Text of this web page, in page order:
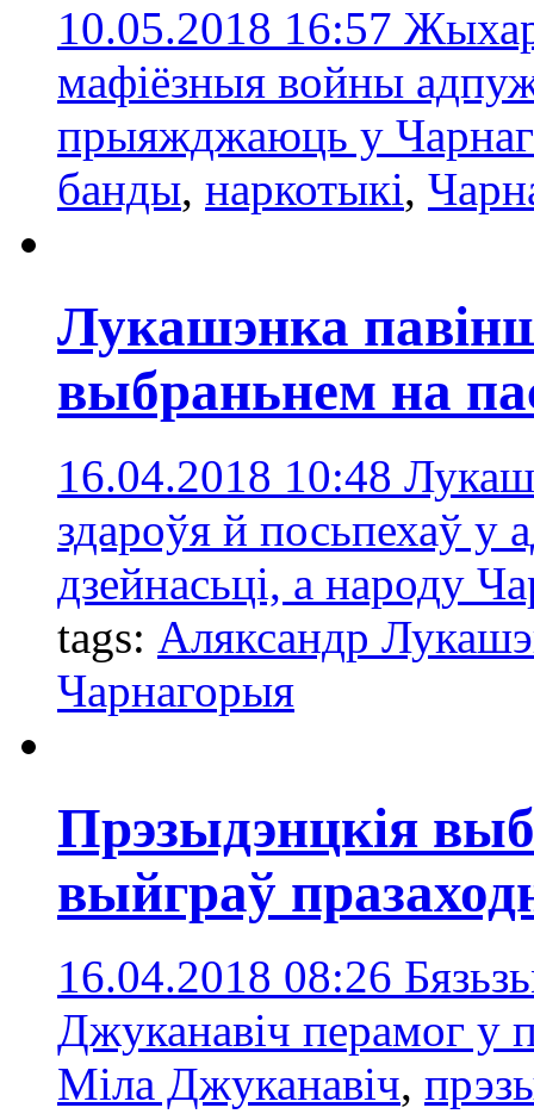
10.05.2018 16:57
мафіёзныя войны
прыяжджаюць у
банды, наркотыкі,
Лукашэнка
выбраньнем на
16.04.2018 10:48
здароўя й посьпехаў у
дзейнасьці, а народу
tags: Аляксандр
Чарнагорыя
Прэзыдэнцкія
выйграў
16.04.2018 08:26
Джуканавіч перамог
Міла Джуканавіч,